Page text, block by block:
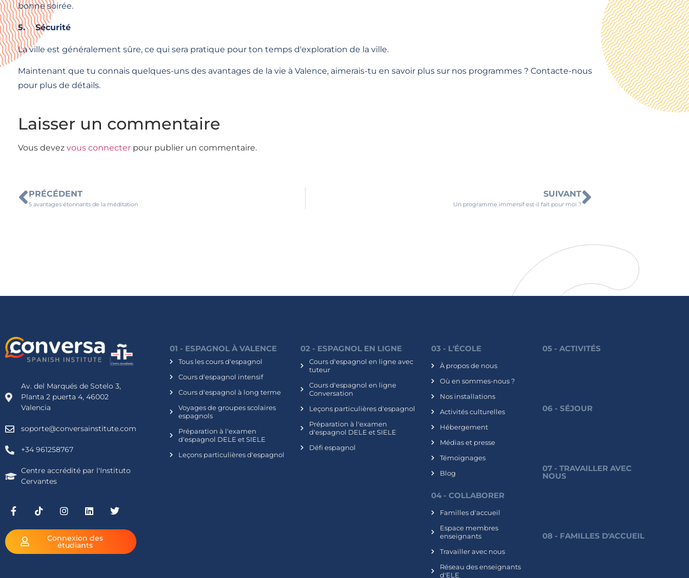
bonne soirée.
5. Sécurité
La ville est généralement sûre, ce qui sera pratique pour ton temps d'exploration de la ville.
Maintenant que tu connais quelques-uns des avantages de la vie à Valence, aimerais-tu en savoir plus sur nos programmes ? Contacte-nous
pour plus de détails.
Laisser un commentaire
Vous devez vous connecter pour publier un commentaire.
PRÉCÉDENT
5 avantages étonnants de la méditation
SUIVANT
Un programme immersif est-il fait pour moi ?
Av. del Marqués de Sotelo 3,
Planta 2 puerta 4, 46002
Valencia
soporte@conversainstitute.com
+34 961258767
Centre accrédité par l'Instituto
Cervantes
Connexion des
étudiants
01 - ESPAGNOL À VALENCE
Tous les cours d'espagnol
Cours d'espagnol intensif
Cours d'espagnol à long terme
Voyages de groupes scolaires
espagnols
Préparation à l'examen
d'espagnol DELE et SIELE
Leçons particulières d'espagnol
02 - ESPAGNOL EN LIGNE
Cours d'espagnol en ligne avec
tuteur
Cours d'espagnol en ligne
Conversation
Leçons particulières d'espagnol
Préparation à l'examen
d'espagnol DELE et SIELE
Défi espagnol
03 - L'ÉCOLE
À propos de nous
Où en sommes-nous ?
Nos installations
Activités culturelles
Hébergement
Médias et presse
Témoignages
Blog
04 - COLLABORER
Familles d'accueil
Espace membres
enseignants
Travailler avec nous
Réseau des enseignants
d'ELE
05 - ACTIVITÉS
06 - SÉJOUR
07 - TRAVAILLER AVEC
NOUS
08 - FAMILLES D'ACCUEIL